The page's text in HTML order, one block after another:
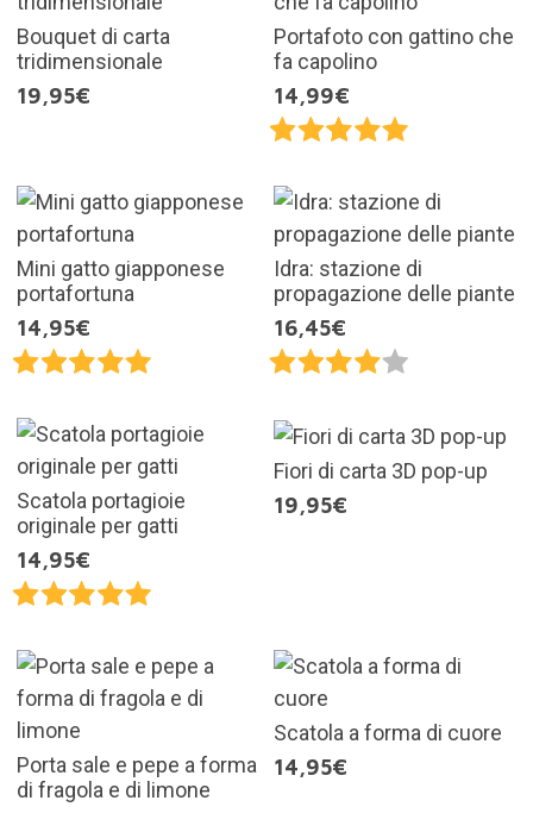
Bouquet di carta
tridimensionale
19,95€
Portafoto con gattino che
fa capolino
14,99€
Mini gatto giapponese
portafortuna
14,95€
Idra: stazione di
propagazione delle piante
16,45€
Scatola portagioie
originale per gatti
14,95€
Fiori di carta 3D pop-up
19,95€
Porta sale e pepe a forma
di fragola e di limone
Scatola a forma di cuore
14,95€